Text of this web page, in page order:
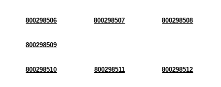
800298506 800298507 800298508
800298509
800298510 800298511 800298512